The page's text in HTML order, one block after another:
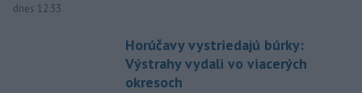
dnes 12:33
Horúčavy vystriedajú búrky:
Výstrahy vydali vo viacerých
okresoch